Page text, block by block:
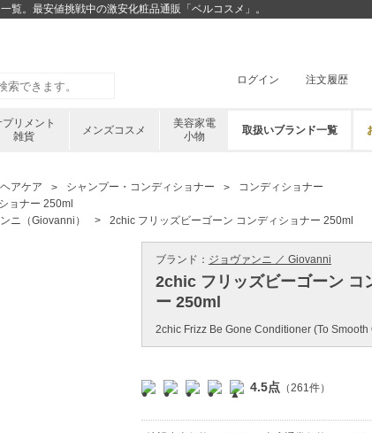
。最安値挑戦中の激安化粧品通販「ベルコスメ」。
ログイン 注文履歴
プリメント
雑貨
メンズコスメ
美容家電
小物
取扱いブランド一覧
アケア シャンプー・コンディショナー
コンディショナー
ョナー 250ml
ニ（Giovanni） 2chic フリッズビーゴーン コンディショナー 250ml
ブランド： ジョヴァンニ ／ Giovanni
2chic フリッズビーゴーン コ
ー 250ml
2chic Frizz Be Gone Conditioner (To
4.5点 （261件）